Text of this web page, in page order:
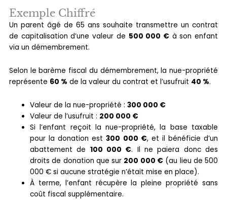
Exemple Chiffré
Un parent âgé de 65 ans souhaite transmettre un contrat
de capitalisation d’une valeur de 500 000 €à son enfant
via un démembrement.
Selon le barème fiscal du démembrement, la nue-propriété
représente 60 % de la valeur du contrat et l’usufruit 40 %.
Valeur de la nue-propriété : 300 000 €
Valeur de l’usufruit : 200 000 €
Si l’enfant reçoit la nue-propriété, la base taxable
pour la donation est300 000 €, et il bénéficie d’un
abattement de 100 000 €. Il ne paiera donc des
droits de donation que sur 200 000 €(au lieu de 500
000 € si aucune stratégie n’était mise en place).
À terme, l’enfant récupère la pleine propriété sans
coût fiscal supplémentaire.